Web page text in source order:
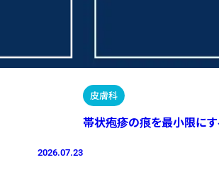
2026.07.23
皮膚科
帯状疱疹の痕を最小限にす